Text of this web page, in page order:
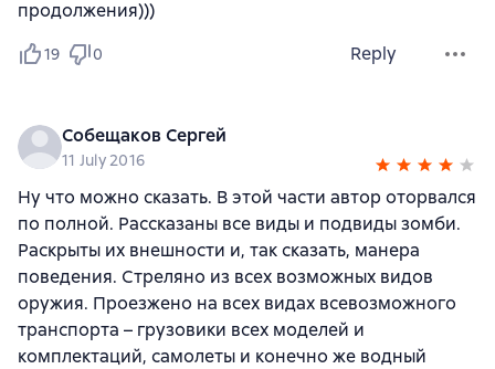
продолжения)))
19 0 Reply
Собещаков Сергей
11 July 2016
Ну что можно сказать. В этой части автор оторвался
по полной. Рассказаны все виды и подвиды зомби.
Раскрыты их внешности и, так сказать, манера
поведения. Стреляно из всех возможных видов
оружия. Проезжено на всех видах всевозможного
транспорта – грузовики всех моделей и
комплектаций, самолеты и конечно же водный